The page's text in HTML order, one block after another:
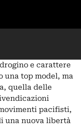
e carattere
una top model, ma
quella delle
pacifisti,
una nuova libertà